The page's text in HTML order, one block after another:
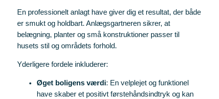
En professionelt anlagt have giver dig et resultat, der både
er smukt og holdbart. Anlægsgartneren sikrer, at
belægning, planter og små konstruktioner passer til
husets stil og områdets forhold.
Yderligere fordele inkluderer:
Øget boligens værdi: En velplejet og funktionel
have skaber et positivt førstehåndsindtryk og kan